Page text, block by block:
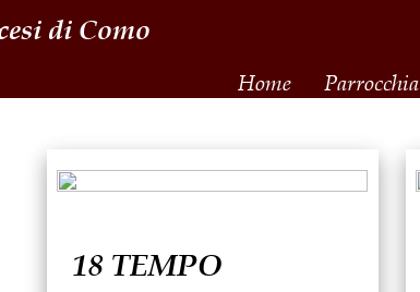
di Como
Home Parrocchia
18 TEMPO